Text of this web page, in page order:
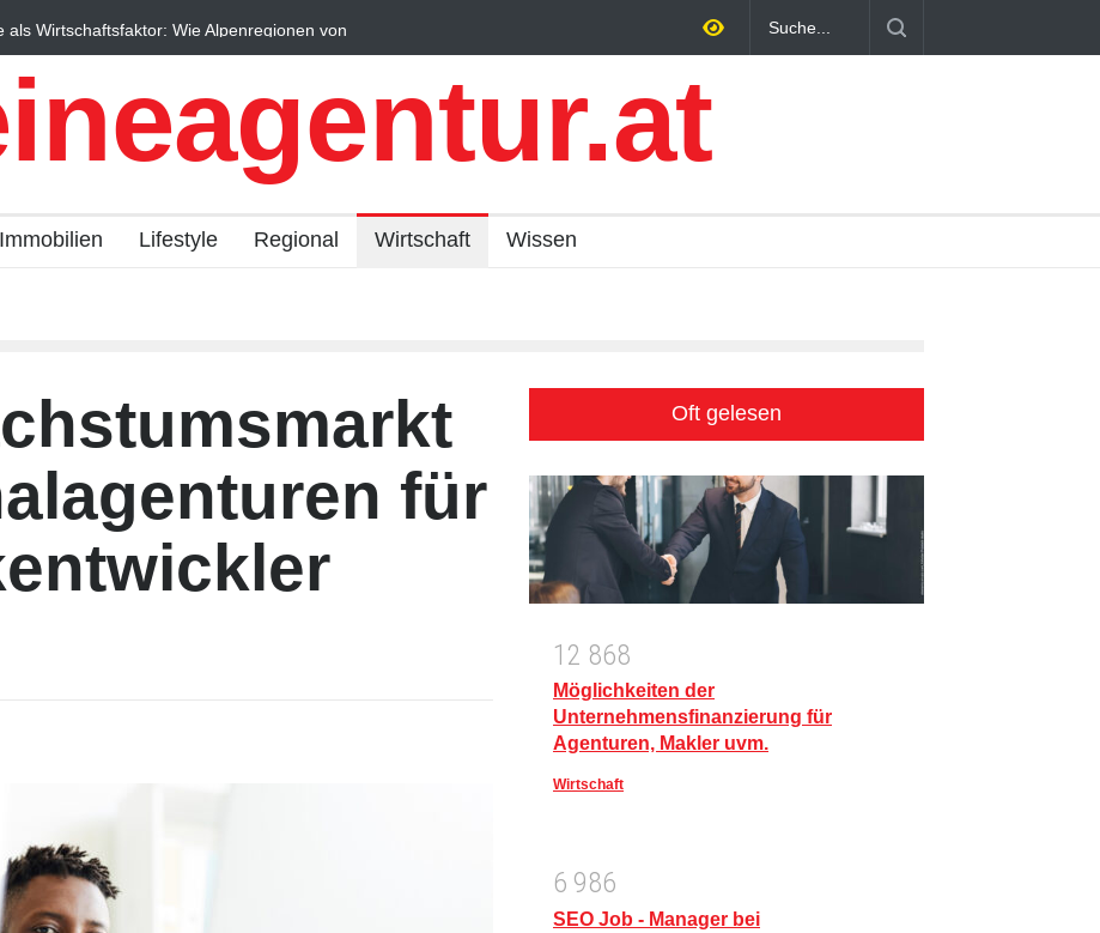
von
Regionalökonomie im digitalen Zeitalter: Warum lokale
Expertise Unternehmen nachhaltiger wachsen lässt
Altbau Haus kaufen: Unterschiede zwischen
und Österreich einfach erklärt
Immobilien Lifestyle Regional Wirtschaft Wissen
für
Oft gelesen
1 2 868
Möglichkeiten der
Unternehmensfinanzierung für
Agenturen, Makler uvm.
Wirtschaft
6 986
SEO Job - Manager bei